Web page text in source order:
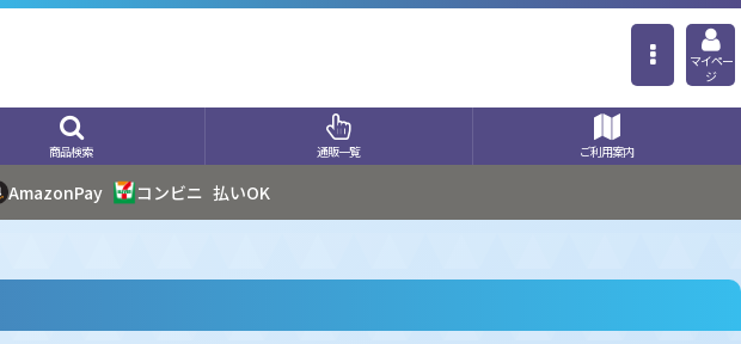
マイペー
ジ
商品検索 通販一覧 ご利用案内
AmazonPay コンビニ 払いOK